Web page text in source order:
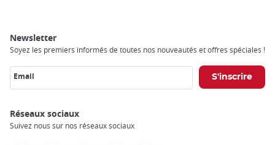
Newsletter
Soyez les premiers informés de toutes nos nouveautés et offres spéciales !
Email
Réseaux sociaux
Suivez nous sur nos réseaux sociaux